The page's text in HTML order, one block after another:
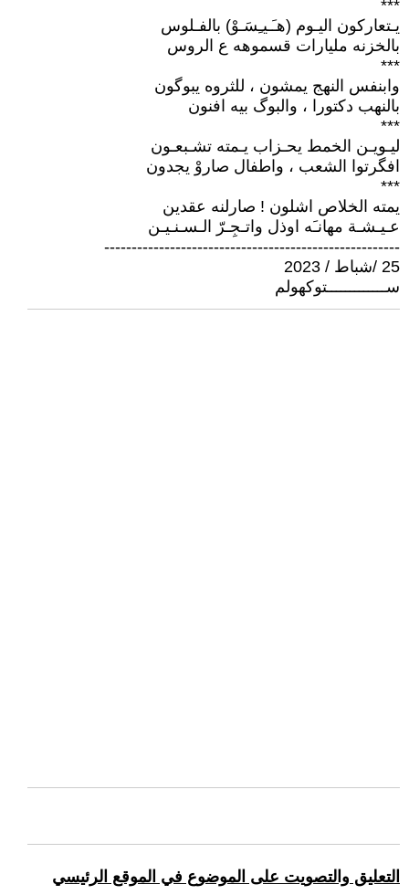
***
يـتعاركون اليـوم (هـَـيـِسَـوْ) بالفـلوس
بالخزنه مليارات قسموهه ع الروس
***
وابنفس النهج يمشون ، للثروه يبوگون
بالنهب دكتورا ، والبوگ بيه افنون
***
ليـويـن الخمط يحـزاب يـمته تشـبعـون
افگرتوا الشعب ، واطفال صاروْ يجدون
***
يمته الخلاص اشلون ! صارلنه عقدين
عـيـشـة مهانـَه اوذل واتـجِـرّ الـسـنـيـن
------------------------------------------------------
25 /شباط / 2023
ســـــــــــــتوكهولم
التعليق والتصويت على الموضوع في الموقع الرئيسي